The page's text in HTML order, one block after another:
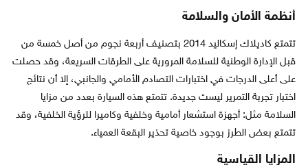
أنظمة الأمان والسلامة
تتمتع كاديلاك إسكاليد 2014 بتصنيف أربعة نجوم من أصل خمسة من
قبل الإدارة الوطنية للسلامة المرورية على الطرقات السريعة، وقد حصلت
على أعلى الدرجات في اختبارات التصادم الأمامي والجانبي، إلا أن نتائج
اختبار تجربة التمرير ليست جديدة. تتمتع هذه السيارة بعدد من مزايا
السلامة مثل: أجهزة استشعار أمامية وخلفية وكاميرا للرؤية الخلفية، وقد
تتمتع بعض الطرز بوجود خاصية تحذير البقعة العمياء.
المزايا القياسية